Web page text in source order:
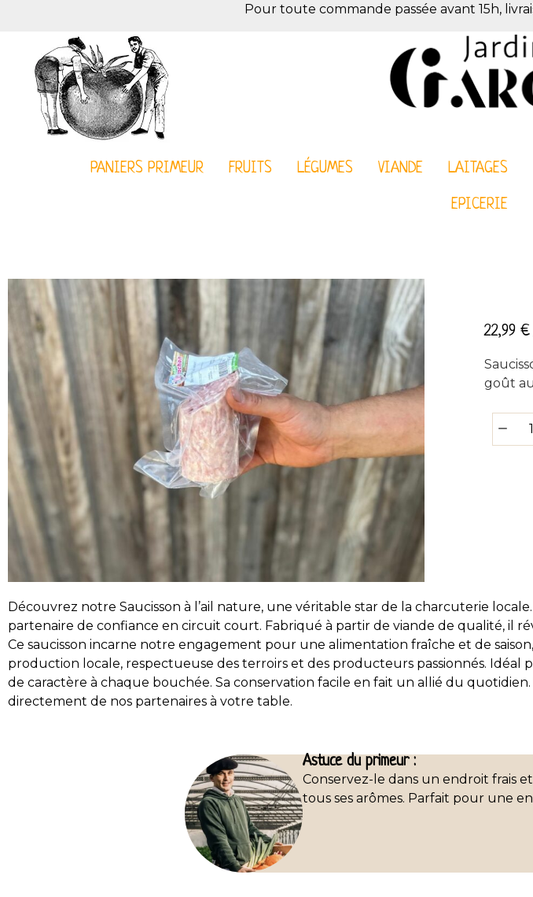
Pour toute commande passée avant 15h,
PANIERS PRIMEUR FRUITS LÉGUMES VIANDE LAITAGES
EPICERIE
22,99 €
goût
Découvrez notre Saucisson à l’ail nature, une véritable star de la charcuterie
partenaire de confiance en circuit court. Fabriqué à partir de viande de qualité,
Ce saucisson incarne notre engagement pour une alimentation fraîche et de
production locale, respectueuse des terroirs et des producteurs passionnés.
de caractère à chaque bouchée. Sa conservation facile en fait un allié du
directement de nos partenaires à votre table.
Astuce du primeur :
Conservez-le dans un endroit frais
tous ses arômes. Parfait pour une